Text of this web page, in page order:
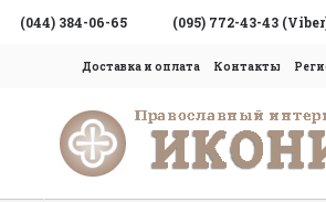
(044) 384-06-65 (095) 772-43-43
Доставка и оплата Контакты